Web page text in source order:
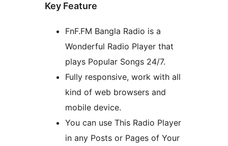
Key Feature
FnF.FM Bangla Radio is a
Wonderful Radio Player that
plays Popular Songs 24/7.
Fully responsive, work with all
kind of web browsers and
mobile device.
You can use This Radio Player
in any Posts or Pages of Your